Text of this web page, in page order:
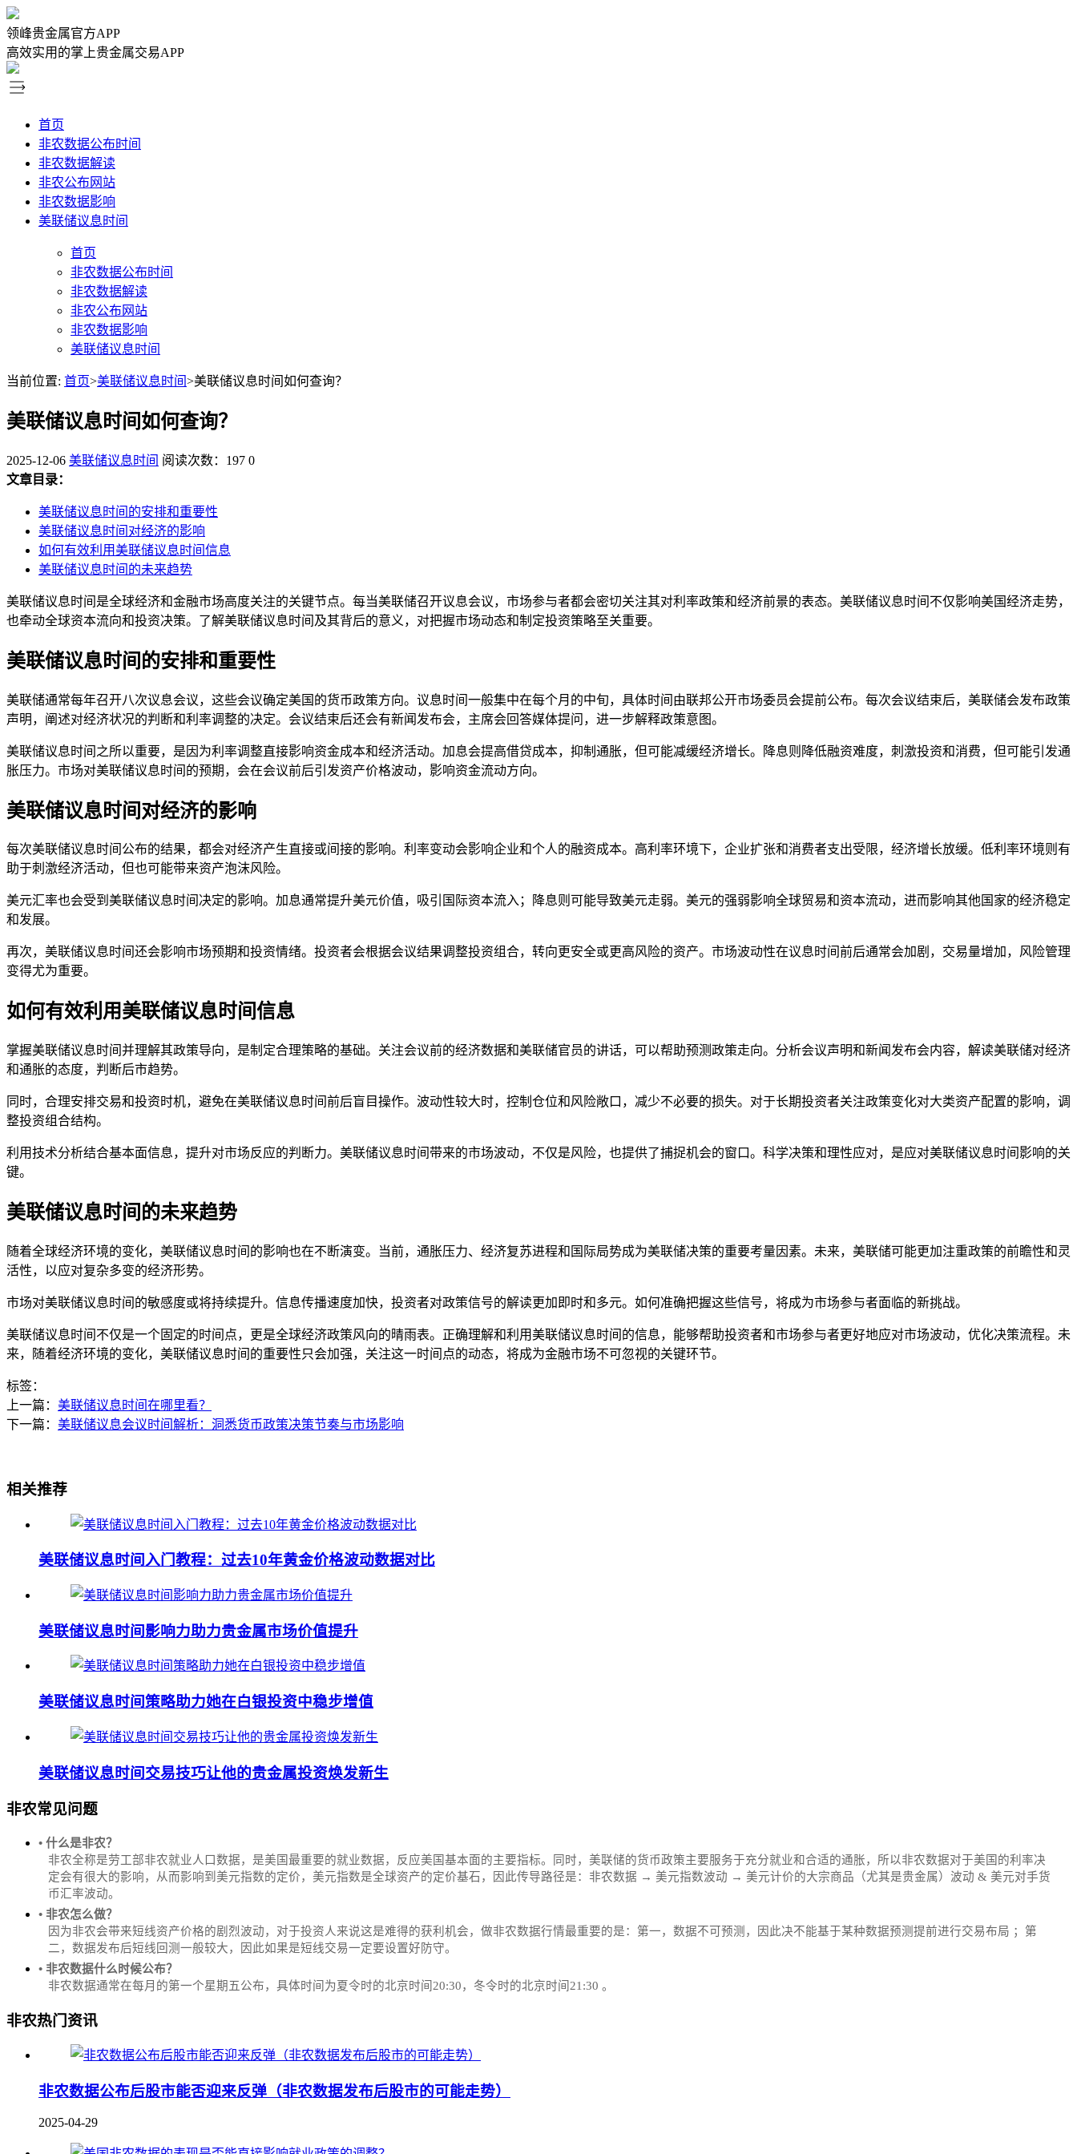
领峰贵金属官方APP
高效实用的掌上贵金属交易APP
首页
非农数据公布时间
非农数据解读
非农公布网站
非农数据影响
美联储议息时间
首页
非农数据公布时间
非农数据解读
非农公布网站
非农数据影响
美联储议息时间
当前位置: 首页>美联储议息时间>美联储议息时间如何查询？
美联储议息时间如何查询？
2025-12-06 美联储议息时间 阅读次数：197 0
文章目录：
美联储议息时间的安排和重要性
美联储议息时间对经济的影响
如何有效利用美联储议息时间信息
美联储议息时间的未来趋势
美联储议息时间是全球经济和金融市场高度关注的关键节点。每当美联储召开议息会议，市场参与者都会密切关注其对利率政策和经济前景的表态。美联储议息时间不仅影响美国经济走势，
也牵动全球资本流向和投资决策。了解美联储议息时间及其背后的意义，对把握市场动态和制定投资策略至关重要。
美联储议息时间的安排和重要性
美联储通常每年召开八次议息会议，这些会议确定美国的货币政策方向。议息时间一般集中在每个月的中旬，具体时间由联邦公开市场委员会提前公布。每次会议结束后，美联储会发布政策
声明，阐述对经济状况的判断和利率调整的决定。会议结束后还会有新闻发布会，主席会回答媒体提问，进一步解释政策意图。
美联储议息时间之所以重要，是因为利率调整直接影响资金成本和经济活动。加息会提高借贷成本，抑制通胀，但可能减缓经济增长。降息则降低融资难度，刺激投资和消费，但可能引发通
胀压力。市场对美联储议息时间的预期，会在会议前后引发资产价格波动，影响资金流动方向。
美联储议息时间对经济的影响
每次美联储议息时间公布的结果，都会对经济产生直接或间接的影响。利率变动会影响企业和个人的融资成本。高利率环境下，企业扩张和消费者支出受限，经济增长放缓。低利率环境则有
助于刺激经济活动，但也可能带来资产泡沫风险。
美元汇率也会受到美联储议息时间决定的影响。加息通常提升美元价值，吸引国际资本流入；降息则可能导致美元走弱。美元的强弱影响全球贸易和资本流动，进而影响其他国家的经济稳定
和发展。
再次，美联储议息时间还会影响市场预期和投资情绪。投资者会根据会议结果调整投资组合，转向更安全或更高风险的资产。市场波动性在议息时间前后通常会加剧，交易量增加，风险管理
变得尤为重要。
如何有效利用美联储议息时间信息
掌握美联储议息时间并理解其政策导向，是制定合理策略的基础。关注会议前的经济数据和美联储官员的讲话，可以帮助预测政策走向。分析会议声明和新闻发布会内容，解读美联储对经济
和通胀的态度，判断后市趋势。
同时，合理安排交易和投资时机，避免在美联储议息时间前后盲目操作。波动性较大时，控制仓位和风险敞口，减少不必要的损失。对于长期投资者关注政策变化对大类资产配置的影响，调
整投资组合结构。
利用技术分析结合基本面信息，提升对市场反应的判断力。美联储议息时间带来的市场波动，不仅是风险，也提供了捕捉机会的窗口。科学决策和理性应对，是应对美联储议息时间影响的关
键。
美联储议息时间的未来趋势
随着全球经济环境的变化，美联储议息时间的影响也在不断演变。当前，通胀压力、经济复苏进程和国际局势成为美联储决策的重要考量因素。未来，美联储可能更加注重政策的前瞻性和灵
活性，以应对复杂多变的经济形势。
市场对美联储议息时间的敏感度或将持续提升。信息传播速度加快，投资者对政策信号的解读更加即时和多元。如何准确把握这些信号，将成为市场参与者面临的新挑战。
美联储议息时间不仅是一个固定的时间点，更是全球经济政策风向的晴雨表。正确理解和利用美联储议息时间的信息，能够帮助投资者和市场参与者更好地应对市场波动，优化决策流程。未
来，随着经济环境的变化，美联储议息时间的重要性只会加强，关注这一时间点的动态，将成为金融市场不可忽视的关键环节。
标签：
上一篇： 美联储议息时间在哪里看？
下一篇： 美联储议息会议时间解析：洞悉货币政策决策节奏与市场影响
相关推荐
美联储议息时间入门教程：过去10年黄金价格波动数据对比
美联储议息时间影响力助力贵金属市场价值提升
美联储议息时间策略助力她在白银投资中稳步增值
美联储议息时间交易技巧让他的贵金属投资焕发新生
非农常见问题
• 什么是非农？
非农全称是劳工部非农就业人口数据，是美国最重要的就业数据，反应美国基本面的主要指标。同时，美联储的货币政策主要服务于充分就业和合适的通胀，所以非农数据对于美国的利率决
定会有很大的影响，从而影响到美元指数的定价，美元指数是全球资产的定价基石，因此传导路径是：非农数据 → 美元指数波动 → 美元计价的大宗商品（尤其是贵金属）波动 & 美元对手货
币汇率波动。
• 非农怎么做？
因为非农会带来短线资产价格的剧烈波动，对于投资人来说这是难得的获利机会，做非农数据行情最重要的是：第一，数据不可预测，因此决不能基于某种数据预测提前进行交易布局 ；第
二，数据发布后短线回测一般较大，因此如果是短线交易一定要设置好防守。
• 非农数据什么时候公布？
‌非农数据通常在每月的第一个星期五公布，具体时间为夏令时的北京时间20:30，冬令时的北京时间21:30‌‌ 。
非农热门资讯
非农数据公布后股市能否迎来反弹（非农数据发布后股市的可能走势）
2025-04-29